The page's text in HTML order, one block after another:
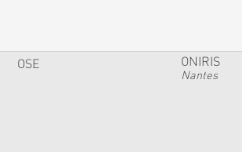
OSE ONIRIS
Nantes